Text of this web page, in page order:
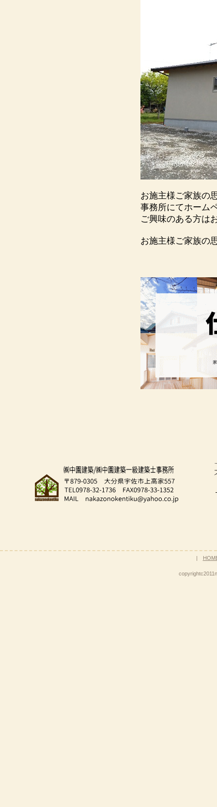
お施主様ご家族の
事務所にてホーム
ご興味のある方は
お施主様ご家族の